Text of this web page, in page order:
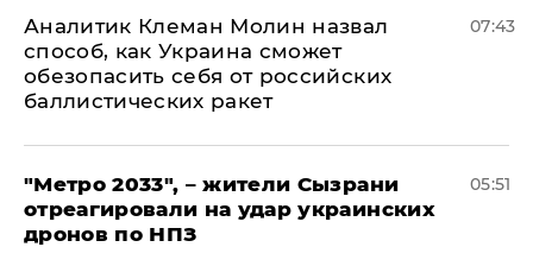
Аналитик Клеман Молин назвал
способ, как Украина сможет
обезопасить себя от российских
баллистических ракет
07:43
"Метро 2033", – жители Сызрани
отреагировали на удар украинских
дронов по НПЗ
05:51